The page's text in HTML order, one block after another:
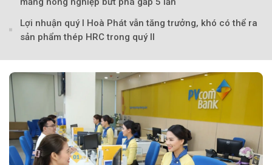
Lợi nhuận quý I Hoà Phát vẫn tăng trưởng, khó có thể ra
sản phẩm thép HRC trong quý II